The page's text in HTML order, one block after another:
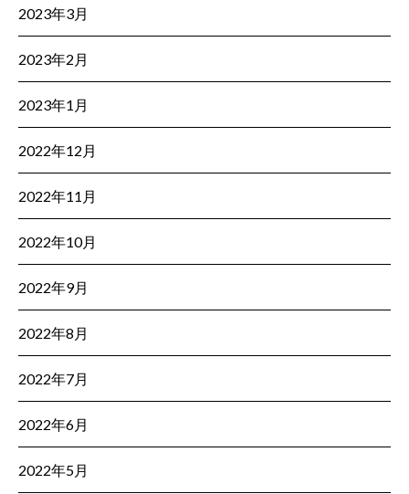
2023年3月
2023年2月
2023年1月
2022年12月
2022年11月
2022年10月
2022年9月
2022年8月
2022年7月
2022年6月
2022年5月